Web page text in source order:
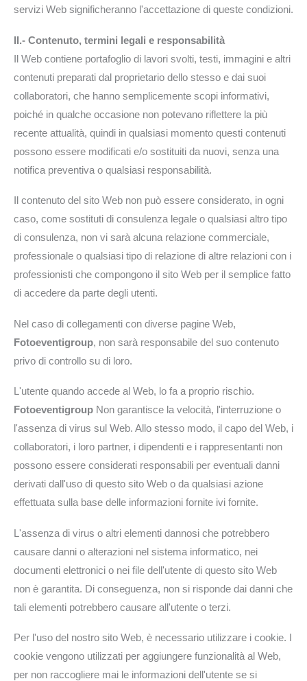
servizi Web significheranno l'accettazione di queste condizioni.
II.- Contenuto, termini legali e responsabilità
Il Web contiene portafoglio di lavori svolti, testi, immagini e altri
contenuti preparati dal proprietario dello stesso e dai suoi
collaboratori, che hanno semplicemente scopi informativi,
poiché in qualche occasione non potevano riflettere la più
recente attualità, quindi in qualsiasi momento questi contenuti
possono essere modificati e/o sostituiti da nuovi, senza una
notifica preventiva o qualsiasi responsabilità.
Il contenuto del sito Web non può essere considerato, in ogni
caso, come sostituti di consulenza legale o qualsiasi altro tipo
di consulenza, non vi sarà alcuna relazione commerciale,
professionale o qualsiasi tipo di relazione di altre relazioni con i
professionisti che compongono il sito Web per il semplice fatto
di accedere da parte degli utenti.
Nel caso di collegamenti con diverse pagine Web,
Fotoeventigroup, non sarà responsabile del suo contenuto
privo di controllo su di loro.
L'utente quando accede al Web, lo fa a proprio rischio.
Fotoeventigroup Non garantisce la velocità, l'interruzione o
l'assenza di virus sul Web. Allo stesso modo, il capo del Web, i
collaboratori, i loro partner, i dipendenti e i rappresentanti non
possono essere considerati responsabili per eventuali danni
derivati ​​dall'uso di questo sito Web o da qualsiasi azione
effettuata sulla base delle informazioni fornite ivi fornite.
L'assenza di virus o altri elementi dannosi che potrebbero
causare danni o alterazioni nel sistema informatico, nei
documenti elettronici o nei file dell'utente di questo sito Web
non è garantita. Di conseguenza, non si risponde dai danni che
tali elementi potrebbero causare all'utente o terzi.
Per l'uso del nostro sito Web, è necessario utilizzare i cookie. I
cookie vengono utilizzati per aggiungere funzionalità al Web,
per non raccogliere mai le informazioni dell'utente se si